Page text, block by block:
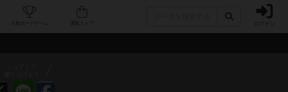
人気ボードゲーム ログイン